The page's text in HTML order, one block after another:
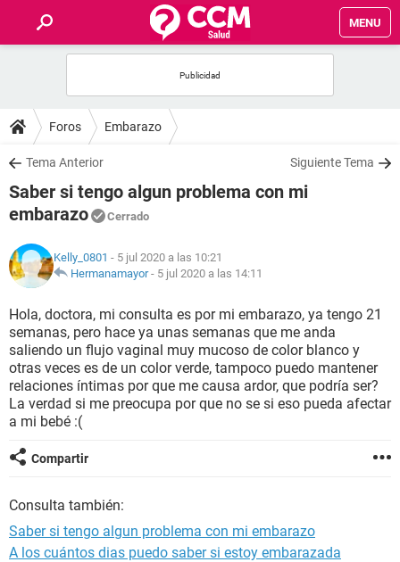
MENU
FOROS
SALUD
FAMILIA
NUTRICIÓN
SEXUALIDAD
GLOSARIO
Foros Embarazo
Tema Anterior Siguiente Tema
Saber si tengo algun problema con mi
embarazo
Cerrado
Kelly_0801 - 5 jul 2020 a las 10:21
Hermanamayor- 5 jul 2020 a las 14:11
Hola, doctora, mi consulta es por mi embarazo, ya tengo 21
semanas, pero hace ya unas semanas que me anda
saliendo un flujo vaginal muy mucoso de color blanco y
otras veces es de un color verde, tampoco puedo mantener
relaciones íntimas por que me causa ardor, que podría ser?
La verdad si me preocupa por que no se si eso pueda afectar
a mi bebé :(
Compartir
Consulta también:
Saber si tengo algun problema con mi embarazo
A los cuántos dias puedo saber si estoy embarazada